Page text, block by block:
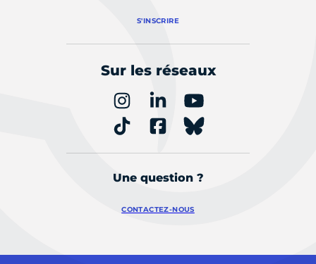
S'INSCRIRE
Sur les réseaux
Une question ?
CONTACTEZ-NOUS